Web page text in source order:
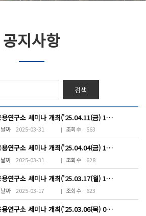
공지사항
검색
하이브리드재료응용연구소 세미나 개최('25.04.11(금) 10~13시)
2025-03-31 563
하이브리드재료응용연구소 세미나 개최('25.04.04(금) 15~18시)
2025-03-31 628
하이브리드재료응용연구소 세미나 개최('25.03.17(월) 16~18시)
2025-03-17 623
하이브리드재료응용연구소 세미나 개최('25.03.06(목) 09:00~13;00)